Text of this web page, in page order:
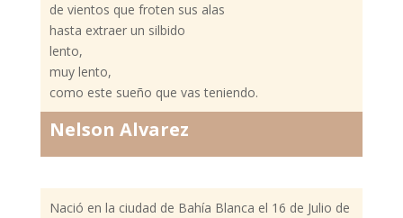
de vientos que froten sus alas
hasta extraer un silbido
lento,
muy lento,
como este sueño que vas teniendo.
Nelson Alvarez
Nació en la ciudad de Bahía Blanca el 16 de Julio de